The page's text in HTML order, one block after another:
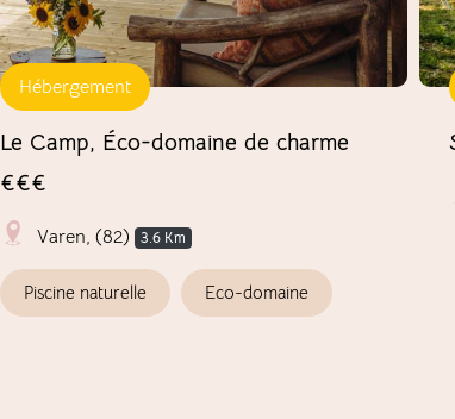
Hébergement
Le Camp, Éco-domaine de charme
€€€
Varen, (82) 3.6 Km
Piscine naturelle Eco-domaine